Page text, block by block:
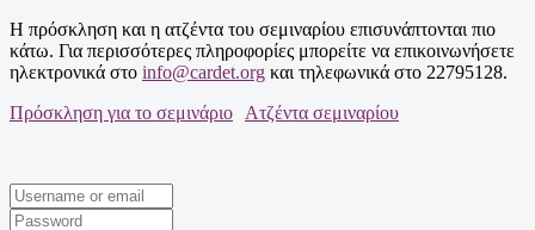
H πρόσκληση και η ατζέντα του σεμιναρίου επισυνάπτονται πιο
κάτω. Για περισσότερες πληροφορίες μπορείτε να επικοινωνήσετε
ηλεκτρονικά στο info@cardet.org και τηλεφωνικά στο 22795128.
Πρόσκληση για το σεμινάριο
Ατζέντα σεμιναρίου